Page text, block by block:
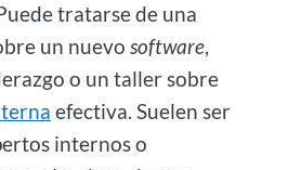
tratarse de una
un nuevo software,
o un taller sobre
efectiva. Suelen ser
internos o